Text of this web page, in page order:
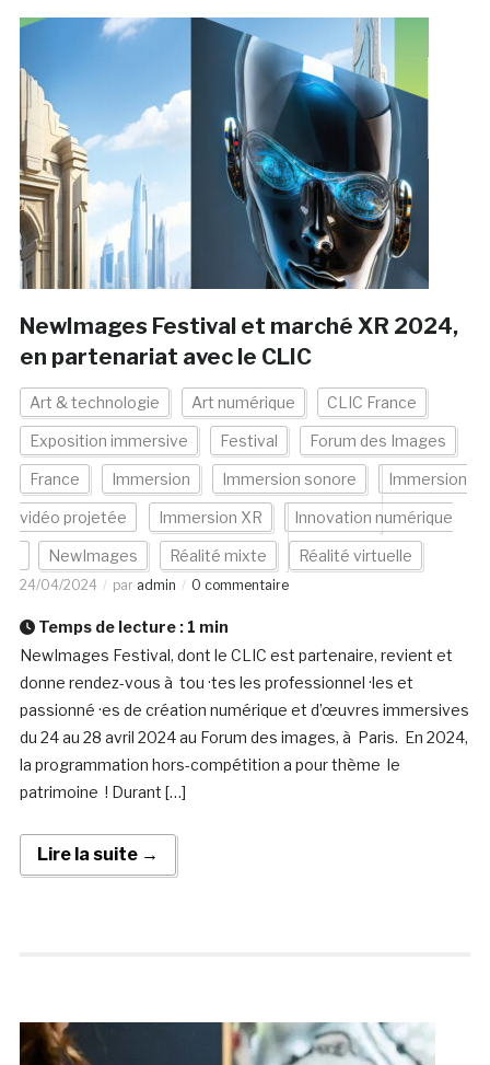
NewImages Festival et marché XR 2024,
en partenariat avec le CLIC
Art & technologie Art numérique CLIC France
Exposition immersive Festival Forum des Images
France Immersion Immersion sonore Immersion
vidéo projetée Immersion XR Innovation numérique
NewImages Réalité mixte Réalité virtuelle
24/04/2024 par admin 0 commentaire
Temps de lecture : 1 min
NewImages Festival, dont le CLIC est partenaire, revient et
donne rendez-vous à tou ·tes les professionnel ·les et
passionné ·es de création numérique et d’œuvres immersives
du 24 au 28 avril 2024 au Forum des images, à Paris. En 2024,
la programmation hors-compétition a pour thème le
patrimoine ! Durant […]
Lire la suite →